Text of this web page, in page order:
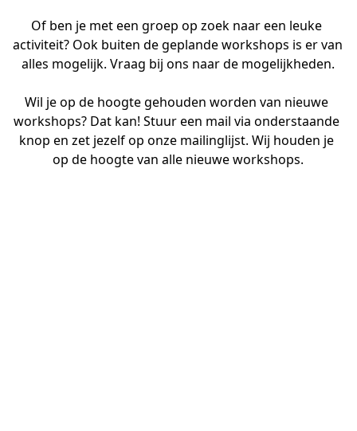
Of ben je met een groep op zoek naar een leuke
activiteit? Ook buiten de geplande workshops is er van
alles mogelijk. Vraag bij ons naar de mogelijkheden.
Wil je op de hoogte gehouden worden van nieuwe
workshops? Dat kan! Stuur een mail via onderstaande
knop en zet jezelf op onze mailinglijst. Wij houden je
op de hoogte van alle nieuwe workshops.